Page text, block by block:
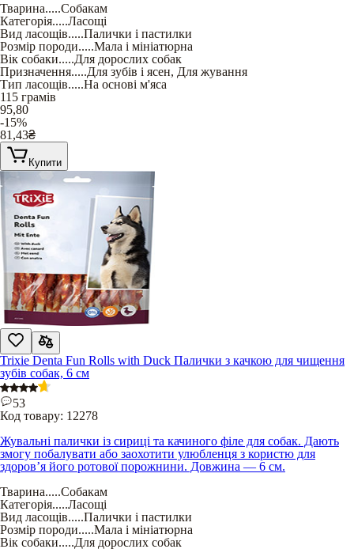
Тварина.....Собакам
Категорія.....Ласощі
Вид ласощів.....Палички і пастилки
Розмір породи.....Мала і мініатюрна
Вік собаки.....Для дорослих собак
Призначення.....Для зубів і ясен, Для жування
Тип ласощів.....На основі м'яса
115 грамів
95,80
-15%
81,43₴
Купити
Trixie Denta Fun Rolls with Duck Палички з качкою для чищення
зубів собак, 6 см
53
Код товару: 12278
Жувальні палички із сириці та качиного філе для собак. Дають
змогу побалувати або заохотити улюбленця з користю для
здоров’я його ротової порожнини. Довжина — 6 см.
Тварина.....Собакам
Категорія.....Ласощі
Вид ласощів.....Палички і пастилки
Розмір породи.....Мала і мініатюрна
Вік собаки.....Для дорослих собак